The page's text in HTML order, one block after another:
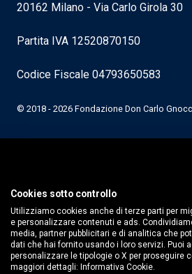
20162 Milano - Via Carlo Girola 30
Partita IVA 12520870150
Codice Fiscale 04793650583
© 2018 - 2026 Fondazione Don Carlo
Cookies sotto controllo
Utilizziamo cookies anche di terze parti per
e personalizzare contenuti e ads.
media, partner pubblicitari e di analitica che
dati che hai fornito usando i loro servizi. Puoi
personalizzare le tipologie o X per proseguire
maggiori dettagli: Informativa Cookie.